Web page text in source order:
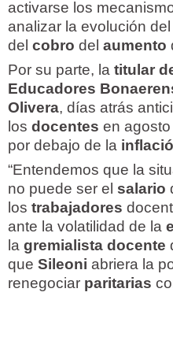
activarse los
analizar la evolución del
del cobro del aumento
Por su parte, la titular
Educadores
Olivera, días atrás
los docentes en
por debajo de la
“Entendemos que la
no puede ser el salario
los trabajadores
ante la volatilidad de la
la gremialista docente
que Sileoni abriera la
renegociar paritarias